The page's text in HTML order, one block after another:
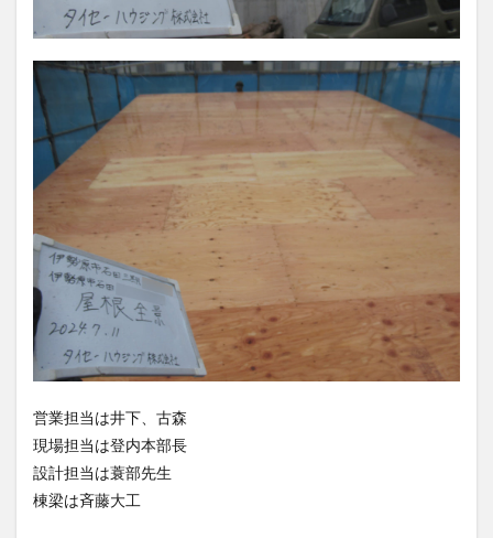
営業担当は井下、古森
現場担当は登内本部長
設計担当は蓑部先生
棟梁は斉藤大工